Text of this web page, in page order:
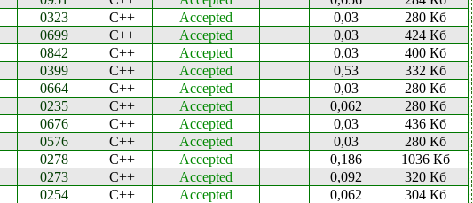
0323 C++ Accepted 0,03
280 Кб
0699 C++ Accepted 0,03
424 Кб
0842 C++ Accepted 0,03
400 Кб
0399 C++ Accepted 0,53
332 Кб
0664 C++ Accepted 0,03
280 Кб
0235 C++ Accepted 0,062
280 Кб
0676 C++ Accepted 0,03
436 Кб
0576 C++ Accepted 0,03
280 Кб
0278 C++ Accepted 0,186
1036 Кб
0273 C++ Accepted 0,092
320 Кб
0254 C++ Accepted 0,062
304 Кб